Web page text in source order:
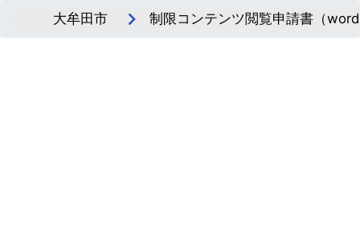
大牟田市 制限コンテンツ閲覧申請書（